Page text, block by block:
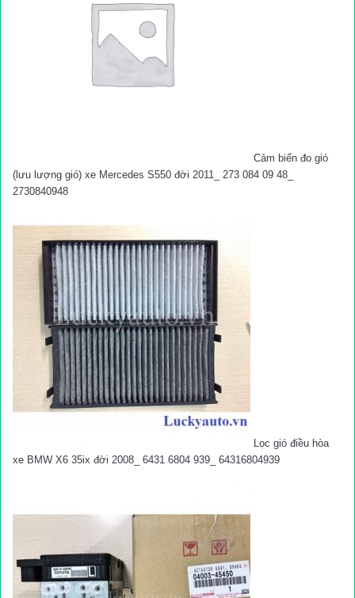
Cảm biến đo gió
(lưu lượng gió) xe Mercedes S550 đời 2011_ 273 084 09 48_
2730840948
Lọc gió điều hòa
xe BMW X6 35ix đời 2008_ 6431 6804 939_ 64316804939